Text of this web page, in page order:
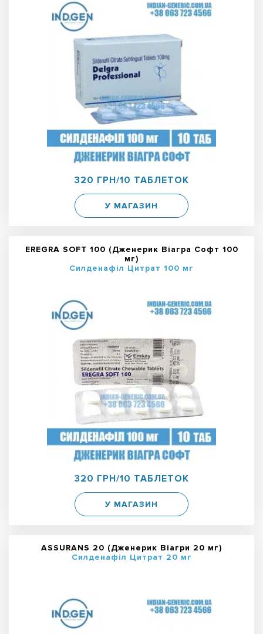
320 ГРН/10 ТАБЛЕТОК
У МАГАЗИН
EREGRA SOFT 100 (Дженерик Віагра Софт 100
мг)
Силденафіл Цитрат 100 мг
320 ГРН/10 ТАБЛЕТОК
У МАГАЗИН
ASSURANS 20 (Дженерик Віагри 20 мг)
Силденафіл Цитрат 20 мг